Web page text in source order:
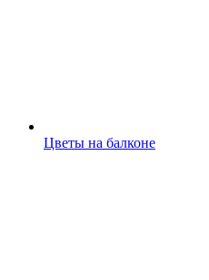
Цветы на балконе